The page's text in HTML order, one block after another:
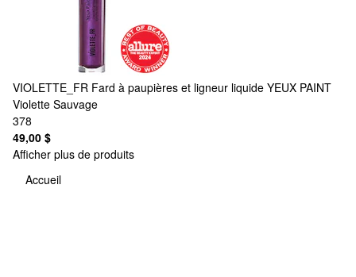
VIOLETTE_FR Fard à paupières et ligneur liquide YEUX PAINT
Violette Sauvage
378
49,00 $
Afficher plus de produits
Accueil